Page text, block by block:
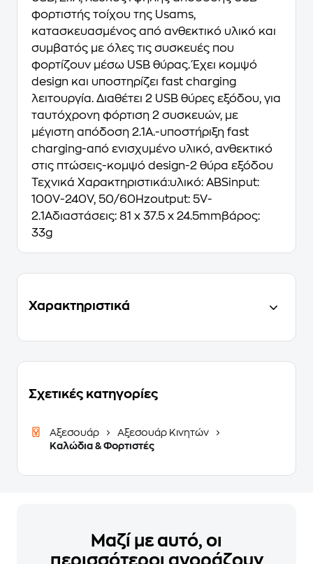
φορτιστής τοίχου της Usams,
κατασκευασμένος από ανθεκτικό υλικό και
συμβατός με όλες τις συσκευές που
φορτίζουν μέσω USB θύρας. Έχει κομψό
design και υποστηρίζει fast charging
λειτουργία. Διαθέτει 2 USB θύρες εξόδου, για
ταυτόχρονη φόρτιση 2 συσκευών, με
μέγιστη απόδοση 2.1Α.-υποστήριξη fast
charging-από ενισχυμένο υλικό, ανθεκτικό
στις πτώσεις-κομψό design-2 θύρα εξόδου
Τεχνικά Χαρακτηριστικά:υλικό: ABSinput:
100V-240V, 50/60Hzoutput: 5V-
2.1Aδιαστάσεις: 81 x 37.5 x 24.5mmβάρος:
33g
Χαρακτηριστικά
Σχετικές κατηγορίες
Αξεσουάρ
Αξεσουάρ Κινητών
Καλώδια & Φορτιστές
Μαζί με αυτό, οι
περισσότεροι αγοράζουν